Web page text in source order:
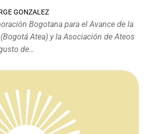
GONZALEZ
Bogotana para el Avance de la
Atea) y la Asociación de Ateos
de…